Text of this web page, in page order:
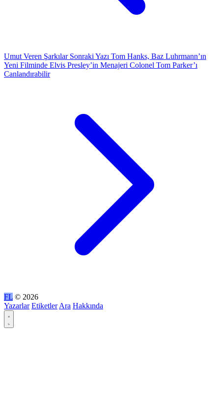
Umut Veren Şarkılar Sonraki Yazı Tom Hanks, Baz Luhrmann’ın
Yeni Filminde Elvis Presley’in Menajeri Colonel Tom Parker’ı
Canlandırabilir
FL © 2026
Yazarlar Etiketler Ara Hakkında